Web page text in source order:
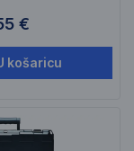
€
košaricu